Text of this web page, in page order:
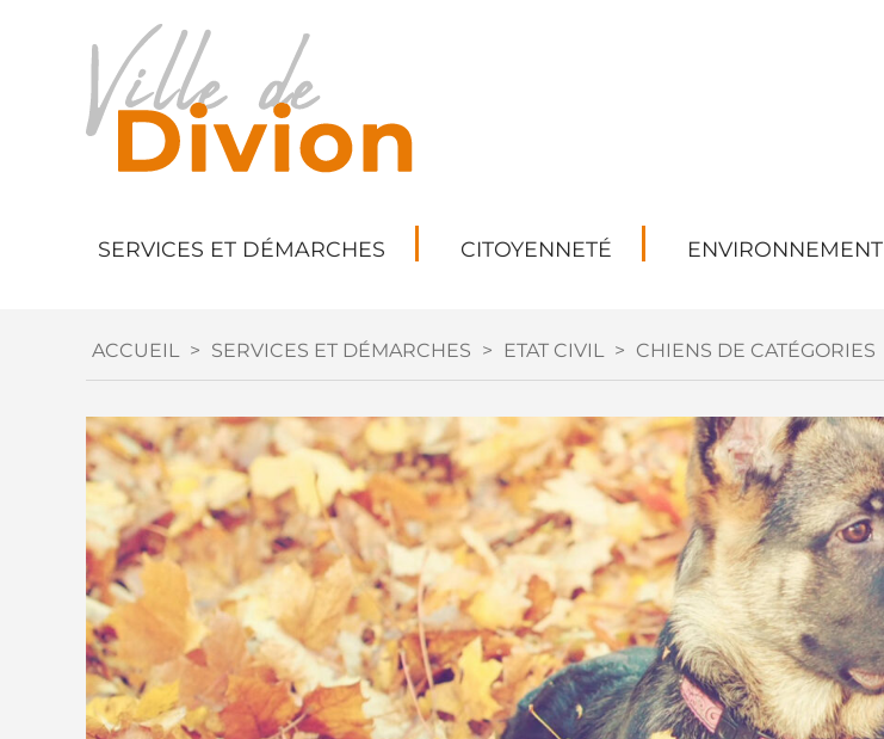
SERVICES ET DÉMARCHES CITOYENNETÉ ENVIRONNEMENT
ACCUEIL > SERVICES ET DÉMARCHES > ETAT CIVIL > CHIENS DE CATÉGORIES